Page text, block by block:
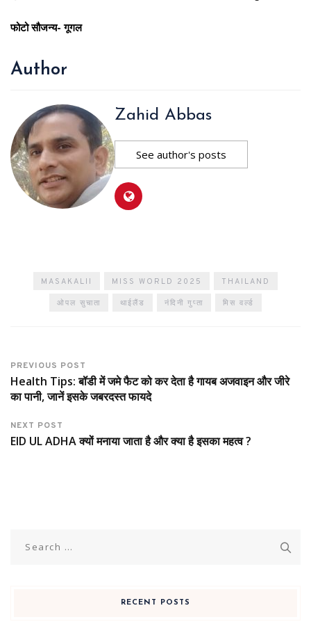
फोटो सौजन्य- गूगल
Author
Zahid Abbas
See author's posts
MASAKALII MISS WORLD 2025 THAILAND
ओपल सुचाता थाईलैंड नंदिनी गुप्ता मिस वर्ल्ड
PREVIOUS POST
Health Tips: बॉडी में जमे फैट को कर देता है गायब अजवाइन और जीरे
का पानी, जानें इसके जबरदस्त फायदे
NEXT POST
EID UL ADHA क्यों मनाया जाता है और क्या है इसका महत्व ?
RECENT POSTS